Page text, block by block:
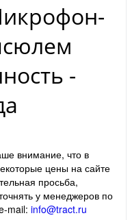
-
внимание, что в
цены на сайте
просьба,
у менеджеров по
mail: info@tract.ru